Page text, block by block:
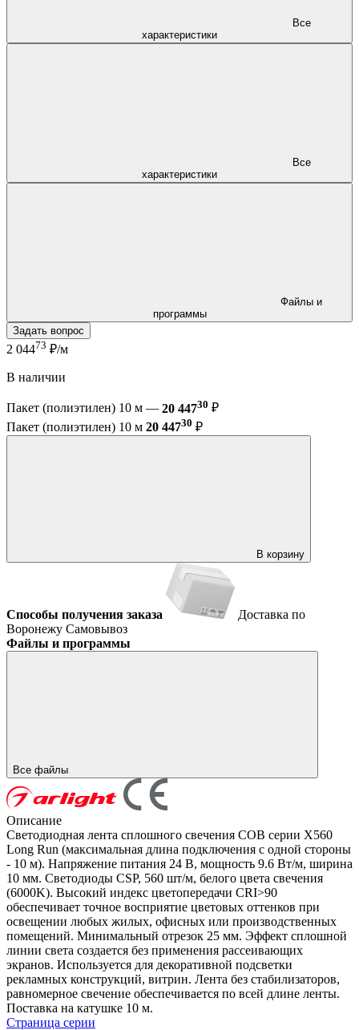
характеристики
характеристики
программы
Задать вопрос
2 04473 ₽/м
В наличии
Пакет (полиэтилен) 10 м — 20 44730 ₽
Пакет (полиэтилен) 10 м 20 44730 ₽
В корзину
Способы получения заказа
Доставка по
Воронежу Самовывоз
Файлы и программы
Все файлы
Описание
Светодиодная лента сплошного свечения COB серии X560
Long Run (максимальная длина подключения с одной стороны
- 10 м). Напряжение питания 24 В, мощность 9.6 Вт/м, ширина
10 мм. Светодиоды CSP, 560 шт/м, белого цвета свечения
(6000K). Высокий индекс цветопередачи CRI>90
обеспечивает точное восприятие цветовых оттенков при
освещении любых жилых, офисных или производственных
помещений. Минимальный отрезок 25 мм. Эффект сплошной
линии света создается без применения рассеивающих
экранов. Используется для декоративной подсветки
рекламных конструкций, витрин. Лента без стабилизаторов,
равномерное свечение обеспечивается по всей длине ленты.
Поставка на катушке 10 м.
Страница серии